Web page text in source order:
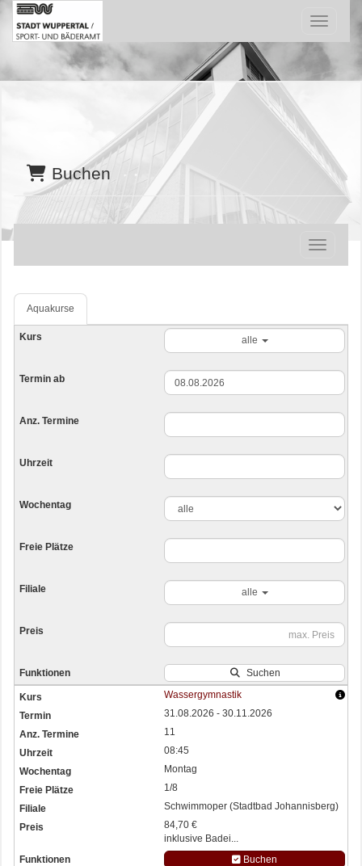
Menü
Buchen
Aquakurse
alle
alle
Suchen
Wassergymnastik
31.08.2026 - 30.11.2026
11
08:45
Montag
1/8
Schwimmoper (Stadtbad Johannisberg)
84,70 €
inklusive Badei...
Buchen